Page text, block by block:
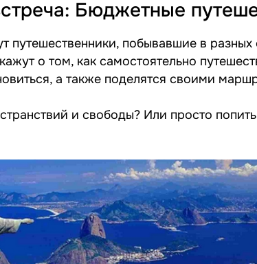
Бюджетные
путешественники, побывавшие в
о том, как самостоятельно
а также поделятся своими
и свободы? Или просто